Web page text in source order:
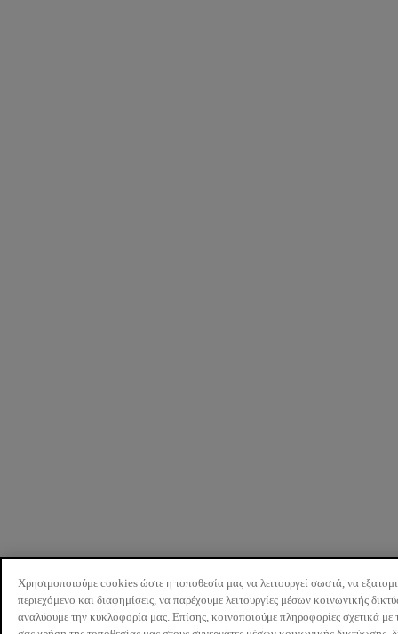
Χρησιμοποιούμε cookies ώστε η τοποθεσία μας να λειτουργεί σωστά, να
περιεχόμενο και διαφημίσεις, να παρέχουμε λειτουργίες μέσων κοινωνικής
αναλύουμε την κυκλοφορία μας. Επίσης, κοινοποιούμε πληροφορίες σχετικά με